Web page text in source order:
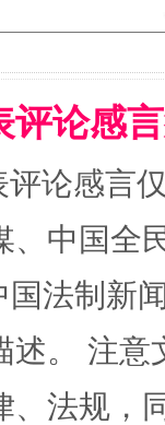
评论感
论感言
、中国全
法制新
述。 注
、法规，